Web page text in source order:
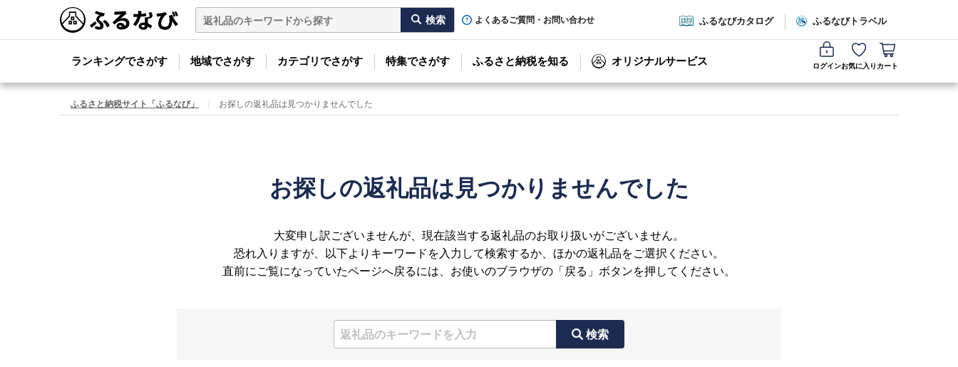
よくあるご質問・お問い合わせ ふるなびカタログ ふるなびトラベル
ランキングでさがす 地域でさがす カテゴリでさがす 特集でさがす ふるさと納税を知る オリジナルサービス ログインお気に入り カート
ふるさと納税サイト「ふるなび」 お探しの返礼品は見つかりませんでした
お探しの返礼品は見つかりませんでした
大変申し訳ございませんが、現在該当する返礼品のお取り扱いがございません。
恐れ入りますが、以下よりキーワードを入力して検索するか、ほかの返礼品をご選択ください。
直前にご覧になっていたページへ戻るには、お使いのブラウザの「戻る」ボタンを押してください。
検索